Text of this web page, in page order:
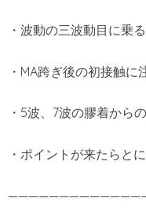
・波動の三波動目に乗
・MA跨ぎ後の初接触に
・5波、7波の膠着から
・ポイントが来たらと